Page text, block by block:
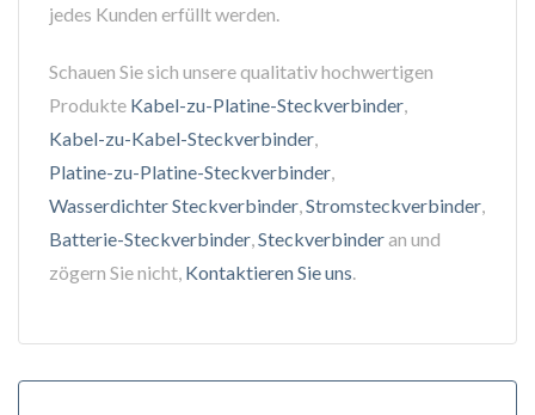
jedes Kunden erfüllt werden.
Schauen Sie sich unsere qualitativ hochwertigen
Produkte Kabel-zu-Platine-Steckverbinder
Kabel-zu-Kabel-Steckverbinder
Platine-zu-Platine-Steckverbinder
Wasserdichter Steckverbinder Stromsteckverbinder
Batterie-Steckverbinder Steckverbinderan und
zögern Sie nicht, Kontaktieren Sie uns